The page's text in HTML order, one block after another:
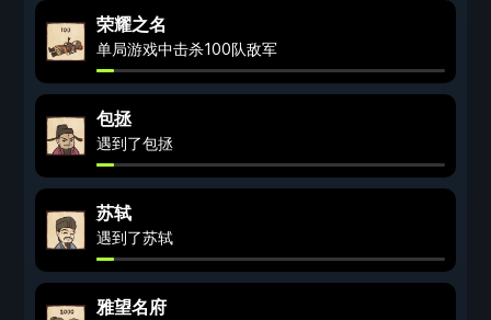
荣耀之名
单局游戏中击杀100队敌军
包拯
遇到了包拯
苏轼
遇到了苏轼
雅望名府